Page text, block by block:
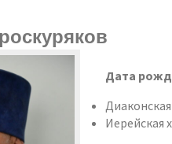
Дата
Иерейская